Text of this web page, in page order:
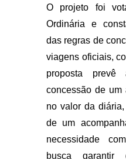
O projeto foi
Ordinária e
das regras de
viagens oficiais,
proposta prevê
concessão de
no valor da
de um
necessidade
busca garantir